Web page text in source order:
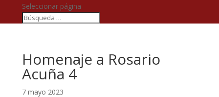
Seleccionar página
Homenaje a Rosario
Acuña 4
7 mayo 2023